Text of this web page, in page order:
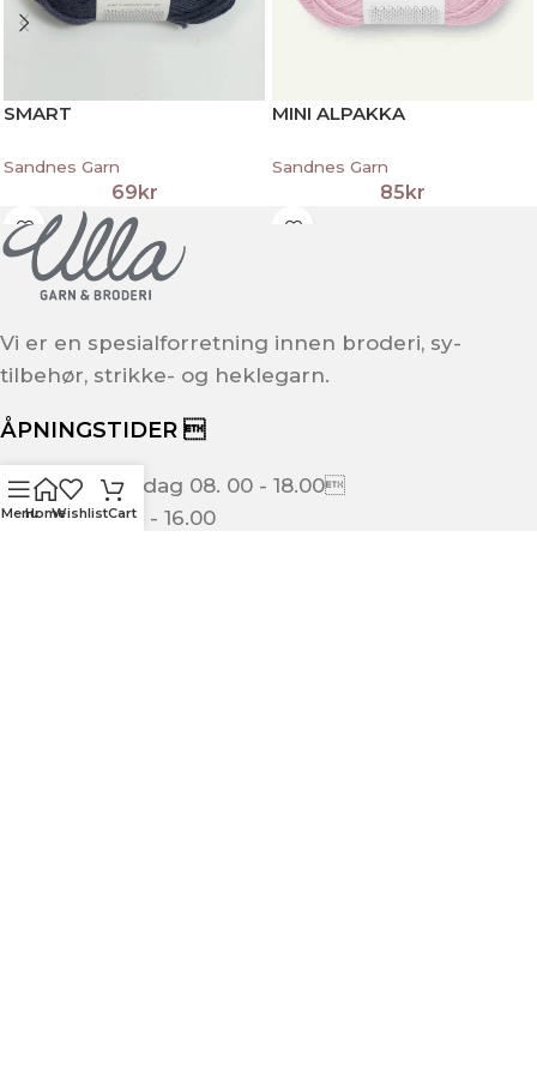
SMART
Sandnes Garn
69 kr
MINI ALPAKKA
Sandnes Garn
85 kr
Vi er en spesialforretning innen broderi, sy-
tilbehør, strikke- og heklegarn.
ÅPNINGSTIDER 
Mandag - Fredag 08. 00 - 18.00
Lørdag: 09.00 - 16.00
MenuHomeWishlistCart